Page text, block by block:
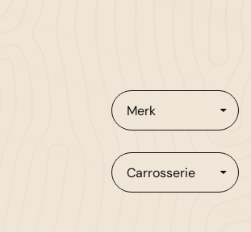
Merk
Carrosserie